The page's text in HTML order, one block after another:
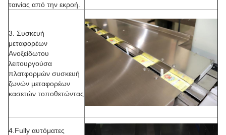
ταινίας από την εκροή.
3. Συσκευή
μεταφορέων
Ανοξείδωτου
λειτουργούσα
πλατφορμών συσκευή
ζωνών μεταφορέων
κασετών τοποθετώντας
4.Fully αυτόματες